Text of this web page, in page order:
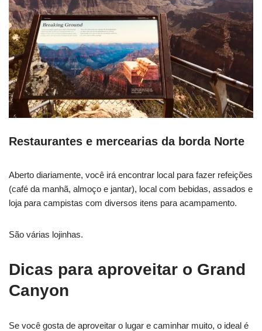
Restaurantes e mercearias da borda Norte
Aberto diariamente, você irá encontrar local para fazer refeições
(café da manhã, almoço e jantar), local com bebidas, assados e
loja para campistas com diversos itens para acampamento.
São várias lojinhas.
Dicas para aproveitar o Grand
Canyon
Se você gosta de aproveitar o lugar e caminhar muito, o ideal é